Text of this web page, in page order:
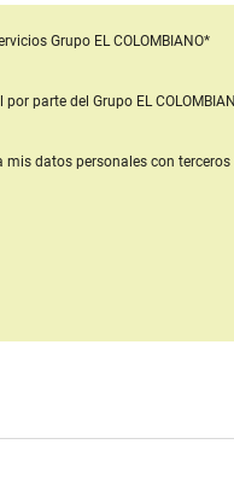
Grupo EL COLOMBIANO*
por parte del Grupo EL
mis datos personales con